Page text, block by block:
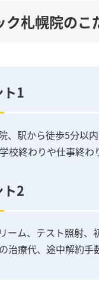
ク札幌院の
1
、駅から徒歩5分以
校終わりや仕事終わ
2
ーム、テスト照射
治療代、途中解約手